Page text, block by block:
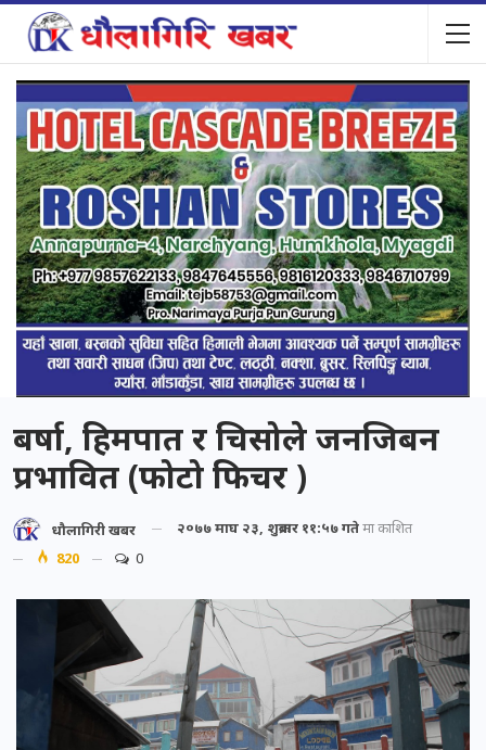
बर्षा, हिमपात र चिसोले जनजिबन
प्रभावित (फोटो फिचर )
धौलागिरी खबर २०७७ माघ २३, शुक्रबार ११:५७ गतेमा प्रकाशित
820
0